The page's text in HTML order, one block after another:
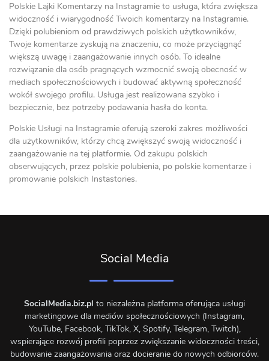
Polskie Lajki Komentarzy na Instagramie to usługa, która zwiększa
widoczność i wiarygodność Twoich komentarzy na Instagramie.
Dzięki polubieniom od prawdziwych polskich użytkowników,
Twoje komentarze zyskują na znaczeniu, co może przyciągnąć
większą uwagę i zaangażowanie innych osób. To idealne
rozwiązanie dla osób pragnących wzmocnić swoją obecność w
mediach społecznościowych i budować aktywną społeczność
wokół swojego profilu. Usługa jest realizowana szybko i
bezpiecznie, bez potrzeby podawania hasła do konta.
Polskie Usługi na Instagramie oferują szeroki zakres możliwości
dla użytkowników, którzy chcą zwiększyć swoją widoczność i
zaangażowanie na tej platformie. Od zakupu polskich
obserwujących, przez polskie polubienia, po polskie komentarze i
promowanie polskich Instastories.
Social Media
SocialMedia.biz.pl to niezależna platforma oferująca usługi
marketingowe dla mediów społecznościowych (Instagram,
YouTube, Facebook, TikTok, X, Spotify, Telegram, Twitch),
wspierające rozwój profili poprzez zwiększanie widoczności treści,
budowanie zaangażowania oraz docieranie do nowych odbiorców.